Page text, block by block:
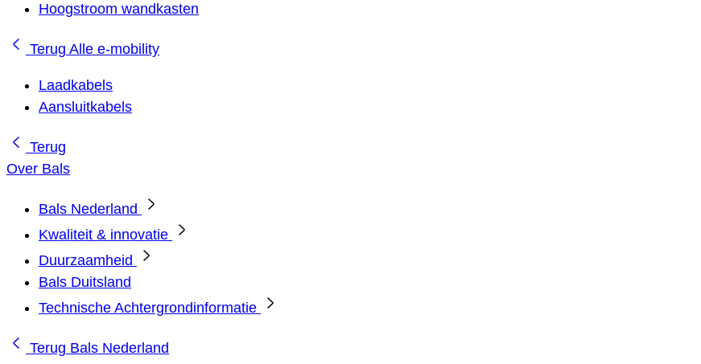
Hoogstroom wandkasten
Terug Alle e-mobility
Laadkabels
Aansluitkabels
Terug
Over Bals
Bals Nederland
Kwaliteit & innovatie
Duurzaamheid
Bals Duitsland
Technische Achtergrondinformatie
Terug Bals Nederland